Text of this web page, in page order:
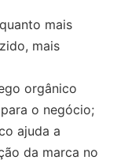
mais
mais
orgânico
o negócio;
ajuda a
da marca no